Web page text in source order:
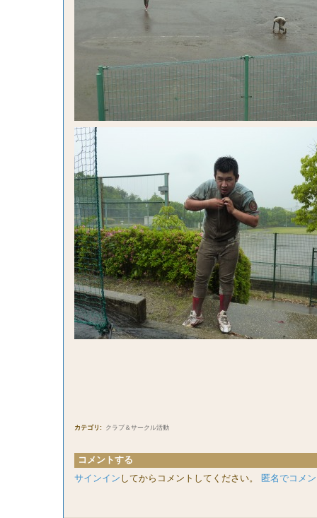
カテゴリ : クラブ＆サークル活動
コメントする
サインイン してからコメントしてください。 匿名でコメ